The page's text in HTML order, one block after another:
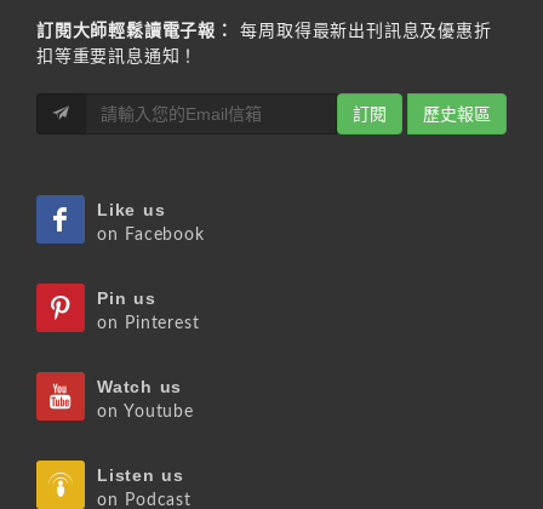
訂閱大師輕鬆讀電子報：
每周取得最新出刊訊息及優惠折
扣等重要訊息通知！
訂閱 歷史報區
Like us
on Facebook
Pin us
on Pinterest
Watch us
on Youtube
Listen us
on Podcast